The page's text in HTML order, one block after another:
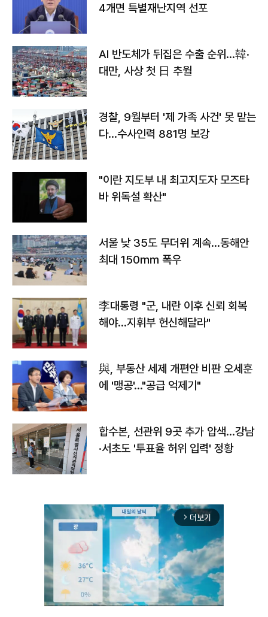
4개면 특별재난지역 선포
AI 반도체가 뒤집은 수출 순위…韓·
대만, 사상 첫 日 추월
경찰, 9월부터 '제 가족 사건' 못 맡는
다…수사인력 881명 보강
"이란 지도부 내 최고지도자 모즈타
바 위독설 확산"
서울 낮 35도 무더위 계속…동해안
최대 150㎜ 폭우
李대통령 "군, 내란 이후 신뢰 회복
해야…지휘부 헌신해달라"
與, 부동산 세제 개편안 비판 오세훈
에 '맹공'…"공급 억제기"
합수본, 선관위 9곳 추가 압색…강남
·서초도 '투표율 허위 입력' 정황
arrow_forward_ios 더보기